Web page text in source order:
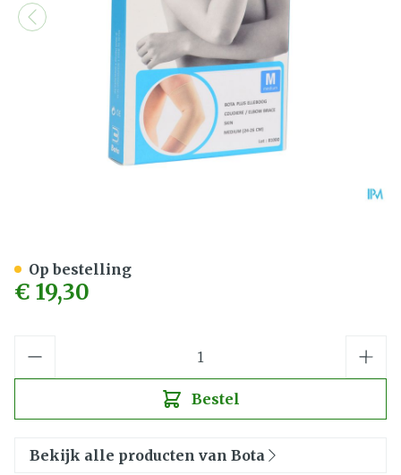
€ 19,30
Bestel
Op bestelling
Bekijk alle producten van Bota